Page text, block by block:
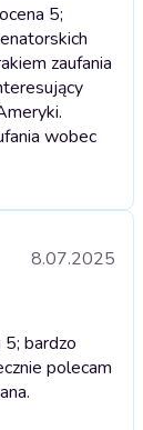
5;
zaufania
wobec
8.07.2025
bardzo
polecam